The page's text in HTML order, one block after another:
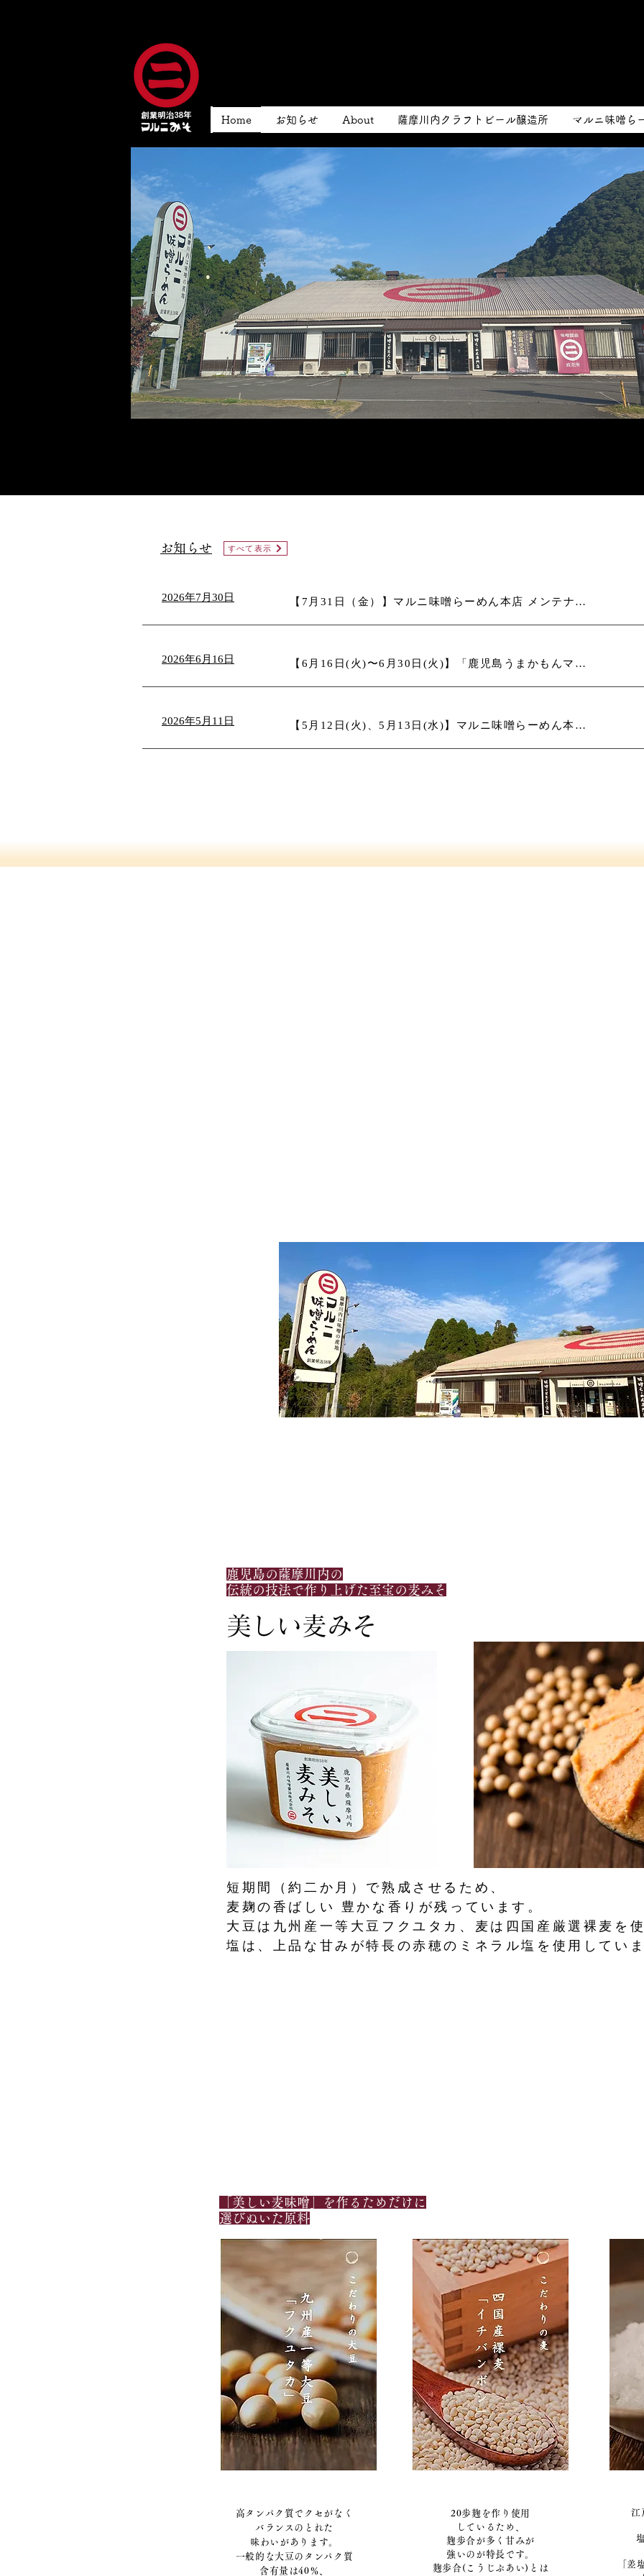
Home お知らせ About 薩摩川内クラフトビール醸造所 マルニ味噌ら
お知らせ すべて表示
2026年7月30日 【7月31日（金）】マルニ味噌らーめん本店 メンテナンス工事のため営業時間変更のお知らせ
2026年6月16日 【6月16日(火)〜6月30日(火)】「鹿児島うまかもんマルシェ阪急梅田店」に出品いたします！
2026年5月11日 【5月12日(火)、5月13日(水)】マルニ味噌らーめん本店・臨時休業のお知らせ
鹿児島の薩摩川内の
伝統の技法で作り上げた至宝の麦みそ
美しい麦みそ
短期間（約二か月）で熟成させるため、
麦麹の香ばしい 豊かな香りが残っています。
大豆は九州産一等大豆フクユタカ、麦は四国産厳選裸麦を
塩は、上品な甘みが特長の赤穂のミネラル塩を使用してい
「美しい麦味噌」を作るためだけに
​選びぬいた原料
高タンパク質でクセがなく
バランスのとれた
味わいがあります。
一般的な大豆のタンパク質
含有量は40％、
20歩麹を作り使用
しているため、
麹歩合が多く甘みが
強いのが特長です。
麹歩合(こうじぶあい)とは
江
「差